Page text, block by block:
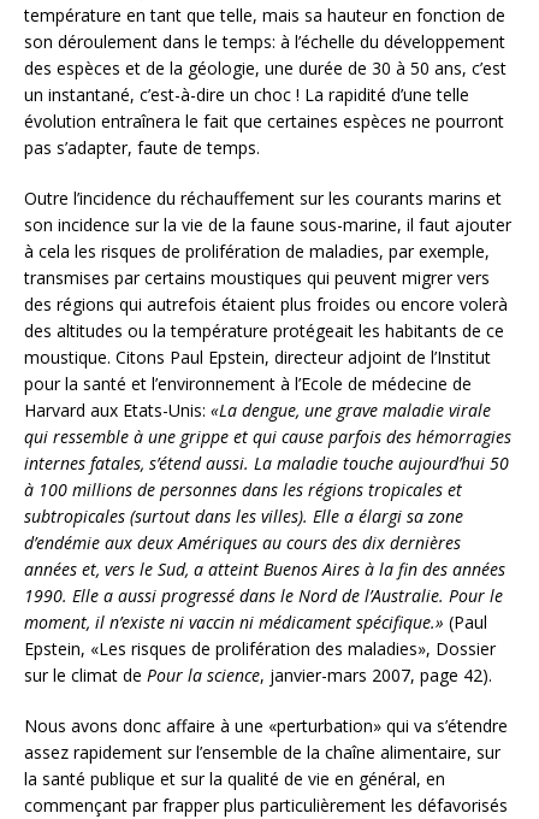
température en tant que telle, mais sa hauteur en fonction de
son déroulement dans le temps: à l’échelle du développement
des espèces et de la géologie, une durée de 30 à 50 ans, c’est
un instantané, c’est-à-dire un choc ! La rapidité d’une telle
évolution entraînera le fait que certaines espèces ne pourront
pas s’adapter, faute de temps.
Outre l’incidence du réchauffement sur les courants marins et
son incidence sur la vie de la faune sous-marine, il faut ajouter
à cela les risques de prolifération de maladies, par exemple,
transmises par certains moustiques qui peuvent migrer vers
des régions qui autrefois étaient plus froides ou encore volerà
des altitudes ou la température protégeait les habitants de ce
moustique. Citons Paul Epstein, directeur adjoint de l’Institut
pour la santé et l’environnement à l’Ecole de médecine de
Harvard aux Etats-Unis: «La dengue, une grave maladie virale
qui ressemble à une grippe et qui cause parfois des hémorragies
internes fatales, s’étend aussi. La maladie touche aujourd’hui 50
à 100 millions de personnes dans les régions tropicales et
subtropicales (surtout dans les villes). Elle a élargi sa zone
d’endémie aux deux Amériques au cours des dix dernières
années et, vers le Sud, a atteint Buenos Aires à la fin des années
1990. Elle a aussi progressé dans le Nord de l’Australie. Pour le
moment, il n’existe ni vaccin ni médicament spécifique.» (Paul
Epstein, «Les risques de prolifération des maladies», Dossier
sur le climat de Pour la science, janvier-mars 2007, page 42).
Nous avons donc affaire à une «perturbation» qui va s’étendre
assez rapidement sur l’ensemble de la chaîne alimentaire, sur
la santé publique et sur la qualité de vie en général, en
commençant par frapper plus particulièrement les défavorisés